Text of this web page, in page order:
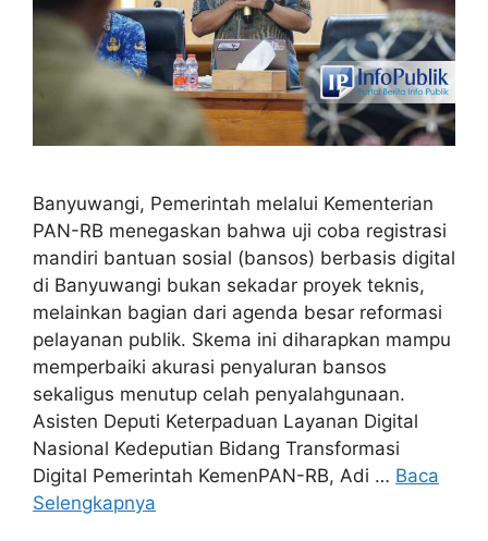
Banyuwangi, Pemerintah melalui Kementerian
PAN-RB menegaskan bahwa uji coba registrasi
mandiri bantuan sosial (bansos) berbasis digital
di Banyuwangi bukan sekadar proyek teknis,
melainkan bagian dari agenda besar reformasi
pelayanan publik. Skema ini diharapkan mampu
memperbaiki akurasi penyaluran bansos
sekaligus menutup celah penyalahgunaan.
Asisten Deputi Keterpaduan Layanan Digital
Nasional Kedeputian Bidang Transformasi
Digital Pemerintah KemenPAN-RB, Adi … Baca
Selengkapnya